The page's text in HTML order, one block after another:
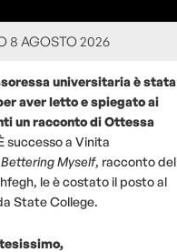
8 AGOSTO 2026
universitaria è stata
aver letto e spiegato ai
un racconto di Ottessa
successo a Vinita
Bettering Myself, racconto del
le è costato il posto al
State College.